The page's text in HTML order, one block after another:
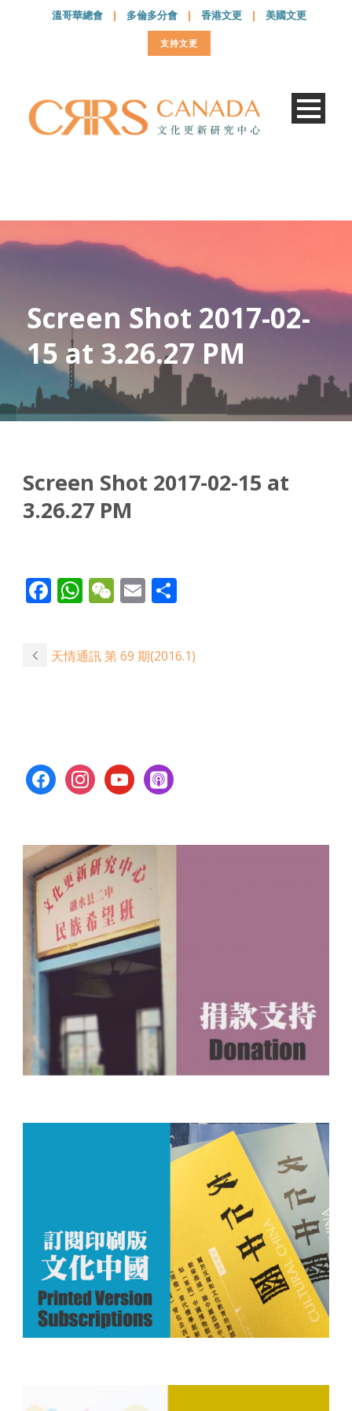
溫哥華總會 | 多倫多分會 | 香港文更 | 美國文更
支持文更
Screen Shot 2017-02-
15 at 3.26.27 PM
Screen Shot 2017-02-15 at
3.26.27 PM
Facebook
WhatsApp
WeChat
Email
天情通訊 第 69 期(2016.1)
facebookinstagramyoutubeapple-
podcasts